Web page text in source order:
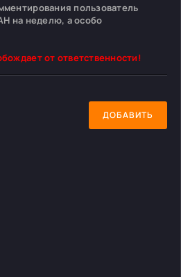
пользователь
на неделю, а особо
от ответственности!
ДОБАВИТЬ